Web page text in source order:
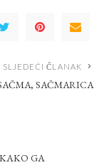
SLJEDEĆI ČLANAK
SAČMARICA
GA